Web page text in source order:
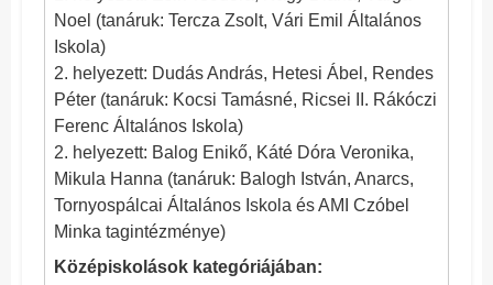
Noel (tanáruk: Tercza Zsolt, Vári Emil Általános
Iskola)
2. helyezett: Dudás András, Hetesi Ábel, Rendes
Péter (tanáruk: Kocsi Tamásné, Ricsei II. Rákóczi
Ferenc Általános Iskola)
2. helyezett: Balog Enikő, Káté Dóra Veronika,
Mikula Hanna (tanáruk: Balogh István, Anarcs,
Tornyospálcai Általános Iskola és AMI Czóbel
Minka tagintézménye)
Középiskolások kategóriájában: